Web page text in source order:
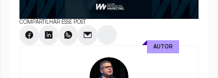
COMPARTILHAR ESSE POST
AUTOR